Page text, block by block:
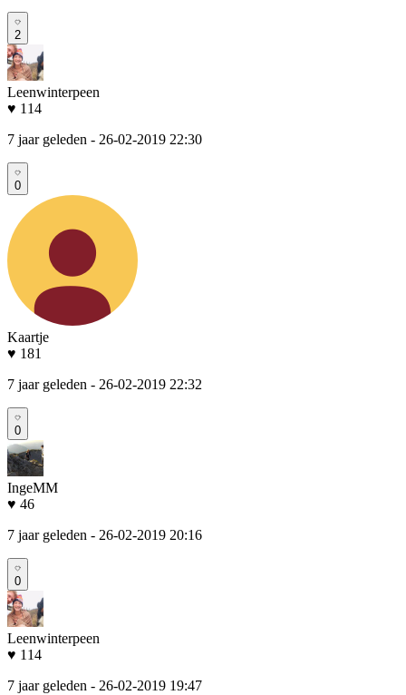
2
Leenwinterpeen
♥ 114
7 jaar geleden - 26-02-2019 22:30
0
Kaartje
♥ 181
7 jaar geleden - 26-02-2019 22:32
0
IngeMM
♥ 46
7 jaar geleden - 26-02-2019 20:16
0
Leenwinterpeen
♥ 114
7 jaar geleden - 26-02-2019 19:47